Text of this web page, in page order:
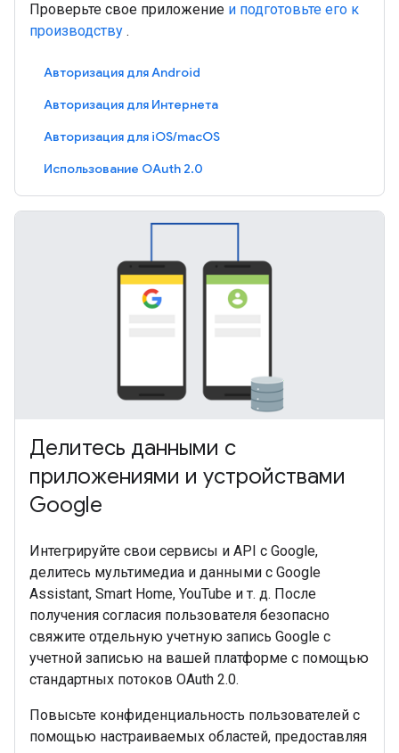
Проверьте свое приложение и подготовьте его к
производству .
Авторизация для Android
Авторизация для Интернета
Авторизация для iOS/macOS
Использование OAuth 2.0
Делитесь данными с
приложениями и устройствами
Google
Интегрируйте свои сервисы и API с Google,
делитесь мультимедиа и данными с Google
Assistant, Smart Home, YouTube и т. д. После
получения согласия пользователя безопасно
свяжите отдельную учетную запись Google с
учетной записью на вашей платформе с помощью
стандартных потоков OAuth 2.0.
Повысьте конфиденциальность пользователей с
помощью настраиваемых областей, предоставляя